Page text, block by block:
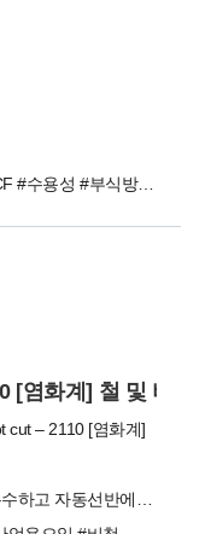
#NCH #절삭유 #MCF #수용성 #부식방지제
[염화계] 철 및 비
cut – 2110 [염화계]